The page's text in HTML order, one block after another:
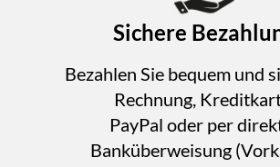
Sichere
Bezahlen Sie bequem und
Rechnung,
PayPal oder per
Banküberweisung